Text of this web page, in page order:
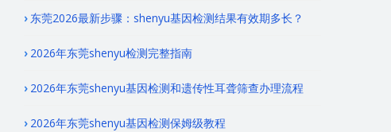
东莞2026最新步骤：shenyu基因检测结果有效期多长？
2026年东莞shenyu检测完整指南
2026年东莞shenyu基因检测和遗传性耳聋筛查办理流程
2026年东莞shenyu基因检测保姆级教程